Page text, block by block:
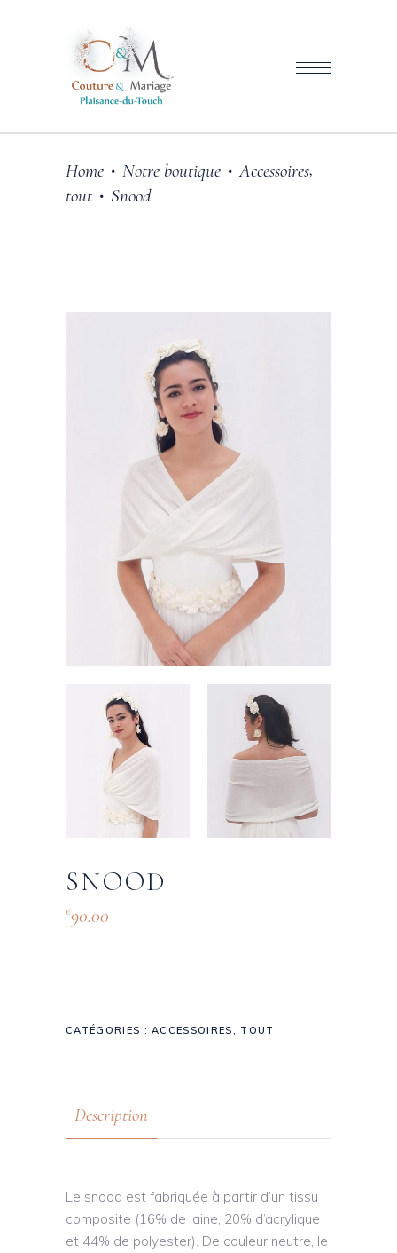
Home • Notre boutique •Accessoires,
tout • Snood
SNOOD
€90.00
CATÉGORIES :ACCESSOIRES, TOUT
Description
Le snood est fabriquée à partir d’un tissu
composite (16% de laine, 20% d’acrylique
et 44% de polyester). De couleur neutre, le